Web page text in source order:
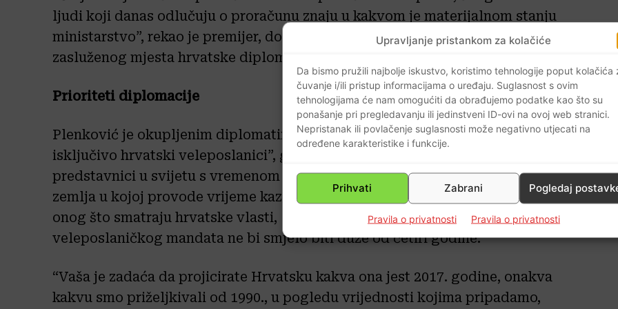
Upravljanje pristankom za kolačiće
Da bismo pružili najbolje iskustvo, koristimo tehnologije poput kolačića
čuvanje i/ili pristup informacijama o uređaju. Suglasnost s ovim
tehnologijama će nam omogućiti da obrađujemo podatke kao što su
ponašanje pri pregledavanju ili jedinstveni ID-ovi na ovoj web stranici.
Nepristanak ili povlačenje suglasnosti može negativno utjecati na
određene karakteristike i funkcije.
Prihvati Zabrani Pogledaj
Pravila o privatnosti Pravila o privatnosti
ljudi koji danas odlučuju o proračunu znaju u kakvom je materijalnom stanju
ministarstvo”, rekao je premijer, dodavši kako “to znači vraćanje digniteta i
zasluženog mjesta hrvatske diplomacije u državnoj upravi i društvu”.
Prioriteti diplomacije
Plenković je okupljenim diplomatima poručio kako “očekuje da budu
isključivo hrvatski veleposlanici”, govoreći o sindromu da hrvatski
predstavnici u svijetu s vremenom često počinju bolje tumačiti ono što je
zemlja u kojoj provode vrijeme kazala da bi trebala biti hrvatska politika od
onog što smatraju hrvatske vlasti, zbog čega smatra da trajanje
veleposlaničkog mandata ne bi smjelo biti duže od četiri godine.
“Vaša je zadaća da projicirate Hrvatsku kakva ona jest 2017. godine, onakva
kakvu smo priželjkivali od 1990., u pogledu vrijednosti kojima pripadamo,